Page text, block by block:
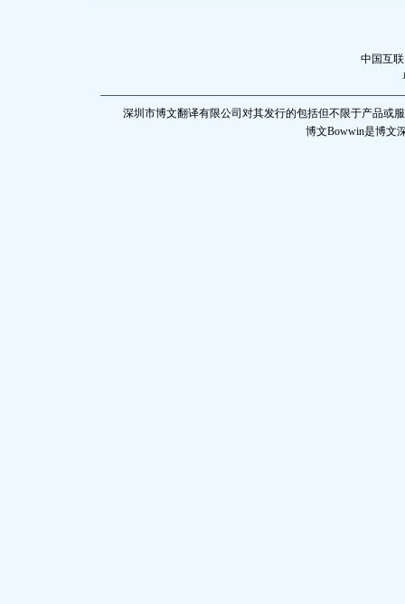
中国互
深圳市博文翻译有限公司对其发行的包括但不限于产品或
博文Bowwin是博文